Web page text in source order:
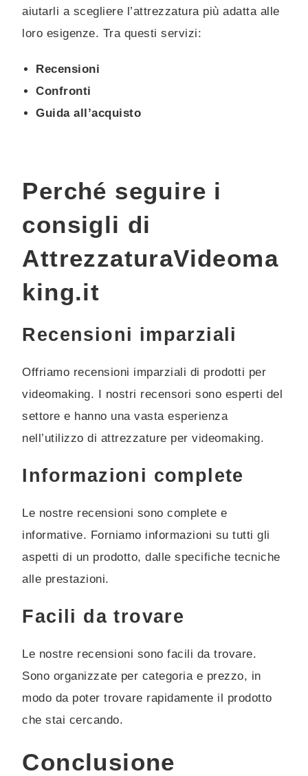
aiutarli a scegliere l’attrezzatura più adatta alle
loro esigenze. Tra questi servizi:
Recensioni
Confronti
Guida all’acquisto
Perché seguire i
consigli di
AttrezzaturaVideoma
king.it
Recensioni imparziali
Offriamo recensioni imparziali di prodotti per
videomaking. I nostri recensori sono esperti del
settore e hanno una vasta esperienza
nell’utilizzo di attrezzature per videomaking.
Informazioni complete
Le nostre recensioni sono complete e
informative. Forniamo informazioni su tutti gli
aspetti di un prodotto, dalle specifiche tecniche
alle prestazioni.
Facili da trovare
Le nostre recensioni sono facili da trovare.
Sono organizzate per categoria e prezzo, in
modo da poter trovare rapidamente il prodotto
che stai cercando.
Conclusione